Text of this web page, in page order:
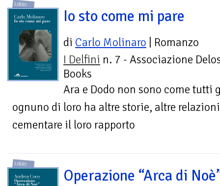
LIBRI
Io sto come mi pare
di Carlo Molinaro | Romanzo
I Delfini n. 7 - Associazione
Books
Ara e Dodo non sono come tutti
ognuno di loro ha altre storie, altre
cementare il loro rapporto
LIBRI
Operazione “Arca di